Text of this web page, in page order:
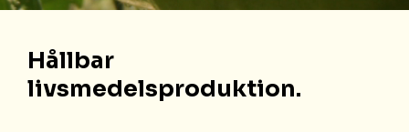
Hållbar
livsmedelsproduktion.